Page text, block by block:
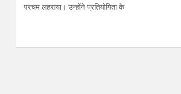
परचम लहराया। उन्होंने प्रतियोगिता के